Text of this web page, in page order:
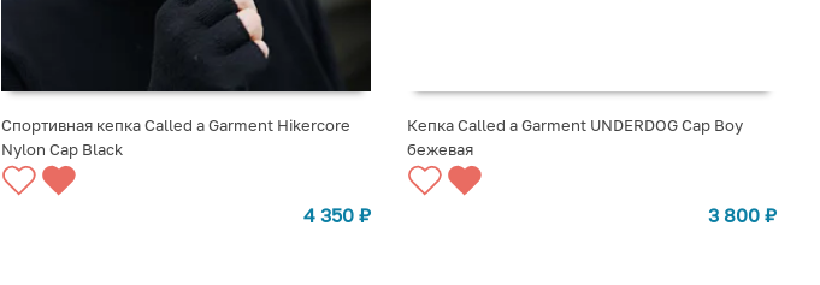
СООБЩИТЬ О ПОСТУПЛЕНИИ
Спортивная кепка Called a Garment Hikercore
Nylon Cap Black
4 350 ₽
СООБЩИТЬ О ПОСТУПЛЕНИИ
Кепка Called a Garment UNDERDOG Cap Boy
бежевая
3 800 ₽